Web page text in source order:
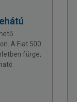
A Fiat 500
fürge,